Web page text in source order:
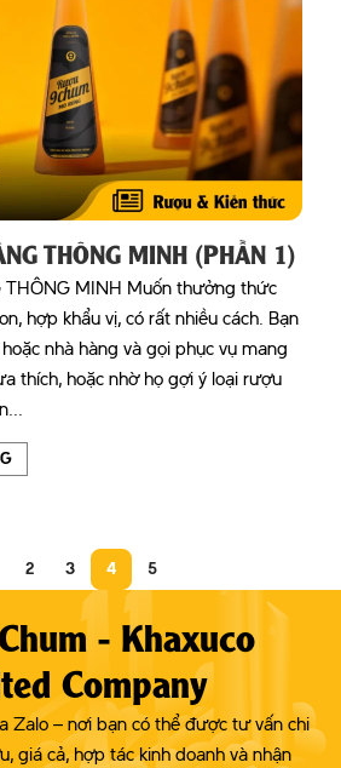
THÔNG MINH (PHẦN 1)
THÔNG MINH Muốn thưởng thức
hợp khẩu vị, có rất nhiều cách. Bạn
nhà hàng và gọi phục vụ mang
thích, hoặc nhờ họ gợi ý loại rượu
2 3 4 5
- Khaxuco
Company
Zalo – nơi bạn có thể được tư vấn chi
giá cả, hợp tác kinh doanh và nhận